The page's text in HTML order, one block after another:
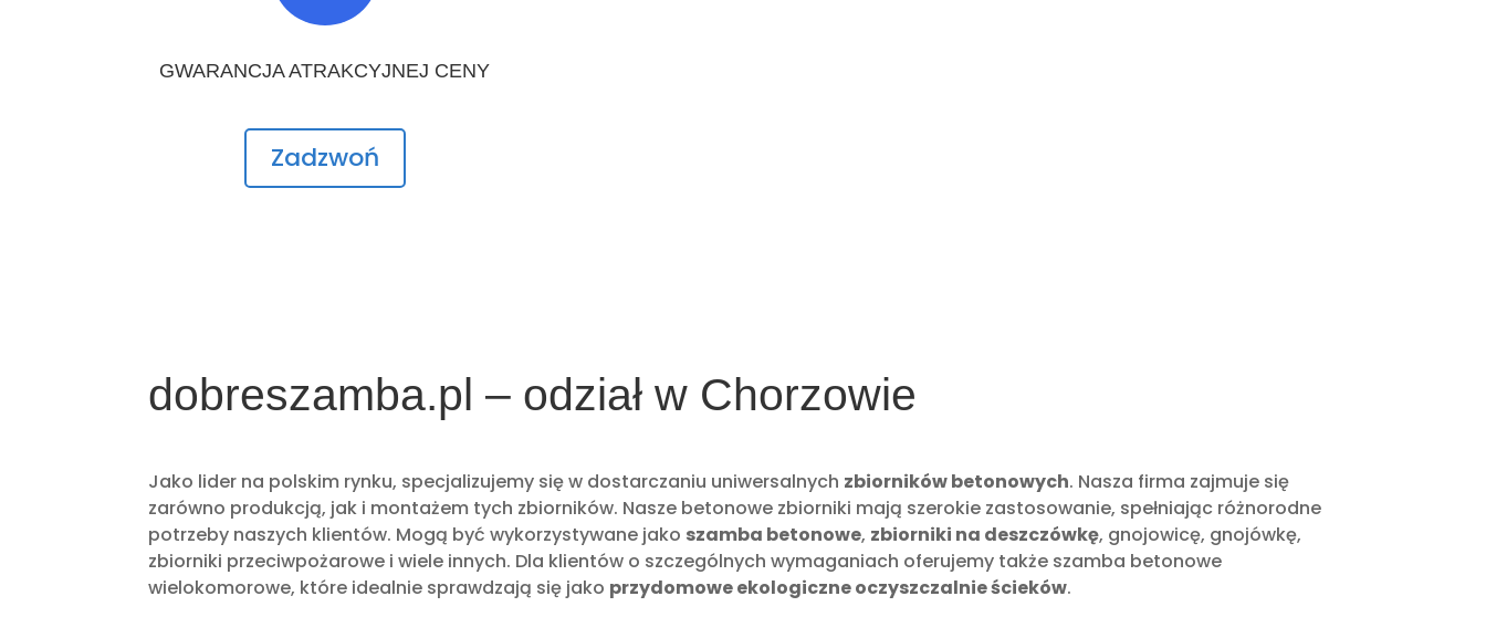
GWARANCJA ATRAKCYJNEJ CENY
Zadzwoń
dobreszamba.pl – odział w Chorzowie
Jako lider na polskim rynku, specjalizujemy się w dostarczaniu uniwersalnych zbiorników betonowych. Nasza firma zajmuje się
zarówno produkcją, jak i montażem tych zbiorników. Nasze betonowe zbiorniki mają szerokie zastosowanie, spełniając różnorodne
potrzeby naszych klientów. Mogą być wykorzystywane jako szamba betonowe, zbiorniki na deszczówkę, gnojowicę, gnojówkę,
zbiorniki przeciwpożarowe i wiele innych. Dla klientów o szczególnych wymaganiach oferujemy także szamba betonowe
wielokomorowe, które idealnie sprawdzają się jako przydomowe ekologiczne oczyszczalnie ścieków.